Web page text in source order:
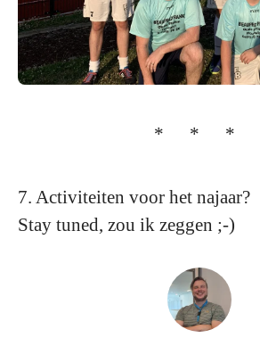
* * *
7. Activiteiten voor het najaar?
Stay tuned, zou ik zeggen ;-)